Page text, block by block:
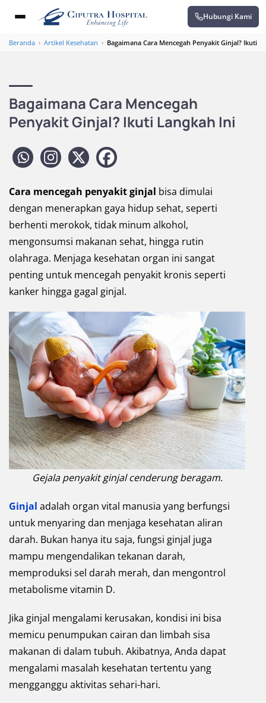
Hubungi Kami
Beranda › Artikel Kesehatan › Bagaimana Cara Mencegah Penyakit Ginjal? Ikuti
Bagaimana Cara Mencegah
Penyakit Ginjal? Ikuti Langkah Ini
Cara mencegah penyakit ginjal bisa dimulai
dengan menerapkan gaya hidup sehat, seperti
berhenti merokok, tidak minum alkohol,
mengonsumsi makanan sehat, hingga rutin
olahraga. Menjaga kesehatan organ ini sangat
penting untuk mencegah penyakit kronis seperti
kanker hingga gagal ginjal.
Gejala penyakit ginjal cenderung beragam.
Ginjal adalah organ vital manusia yang berfungsi
untuk menyaring dan menjaga kesehatan aliran
darah. Bukan hanya itu saja, fungsi ginjal juga
mampu mengendalikan tekanan darah,
memproduksi sel darah merah, dan mengontrol
metabolisme vitamin D.
Jika ginjal mengalami kerusakan, kondisi ini bisa
memicu penumpukan cairan dan limbah sisa
makanan di dalam tubuh. Akibatnya, Anda dapat
mengalami masalah kesehatan tertentu yang
mengganggu aktivitas sehari-hari.